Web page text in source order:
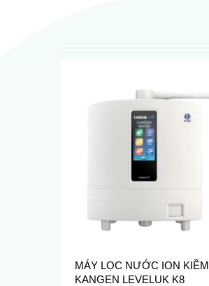
MÁY LỌC NƯỚC ION KIỀM
KANGEN LEVELUK K8